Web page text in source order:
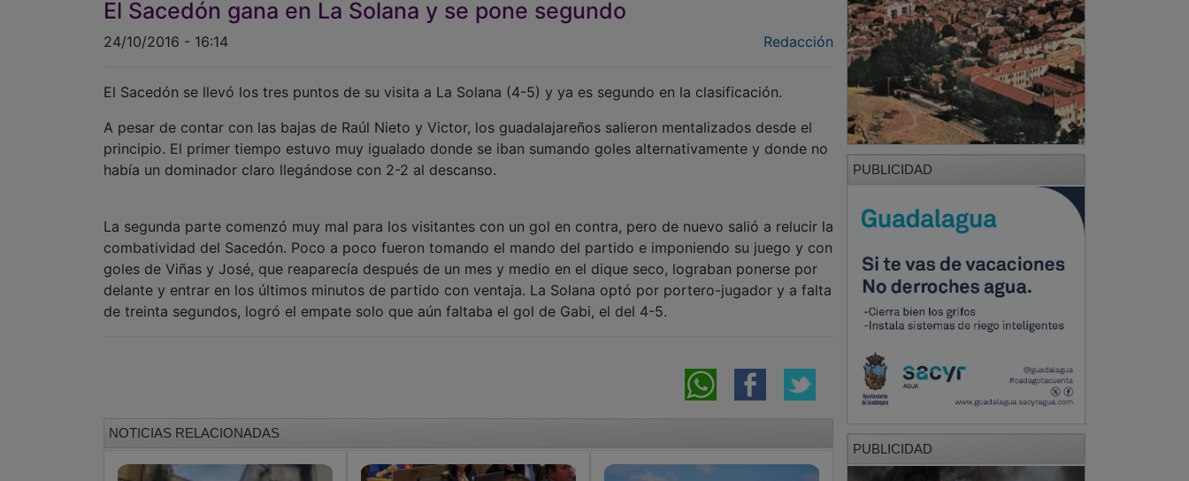
El Sacedón gana en La Solana y se pone segundo
24/10/2016 - 16:14 Redacción
El Sacedón se llevó los tres puntos de su visita a La Solana (4-5) y ya es segundo en la clasificación.
A pesar de contar con las bajas de Raúl Nieto y Victor, los guadalajareños salieron mentalizados desde el
principio. El primer tiempo estuvo muy igualado donde se iban sumando goles alternativamente y donde no
había un dominador claro llegándose con 2-2 al descanso.
La segunda parte comenzó muy mal para los visitantes con un gol en contra, pero de nuevo salió a relucir la
combatividad del Sacedón. Poco a poco fueron tomando el mando del partido e imponiendo su juego y con
goles de Viñas y José, que reaparecía después de un mes y medio en el dique seco, lograban ponerse por
delante y entrar en los últimos minutos de partido con ventaja. La Solana optó por portero-jugador y a falta
de treinta segundos, logró el empate solo que aún faltaba el gol de Gabi, el del 4-5.
NOTICIAS RELACIONADAS
PUBLICIDAD
PUBLICIDAD